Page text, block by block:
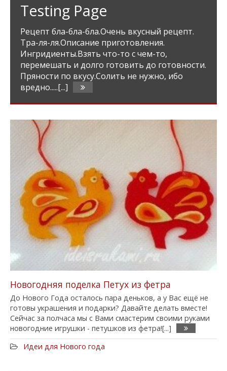
Testing Page
Рецепт бла-бла-бла.Очень вкусный рецепт.
Тра-ля-ля.Описание приготовления.
Ингридиенты.Взять что-то с чем-то,
перемешать и долго готовить до готовности.
Пряности по вкусу.Солить не нужно, ибо
вредно.....[...]
Новогодняя поделка Петух из фетра
До Нового Года осталось пара деньков, а у Вас ещё не
готовы украшения и подарки? Давайте делать вместе!
Сейчас за полчаса мы с Вами смастерим своими руками
новогодние игрушки - петушков из фетра![...]
Идеи для Нового года